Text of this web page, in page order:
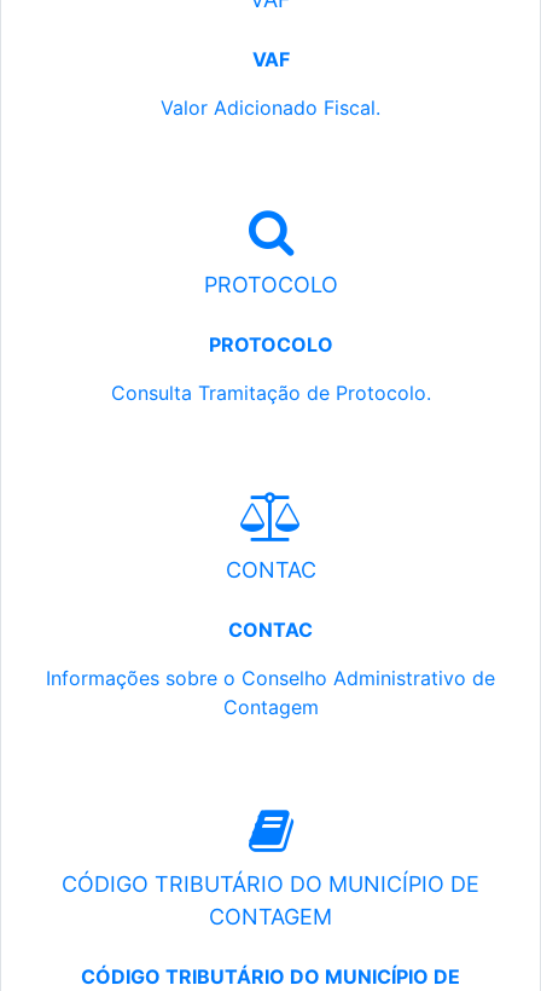
VAF
Valor Adicionado Fiscal.
PROTOCOLO
PROTOCOLO
Consulta Tramitação de Protocolo.
CONTAC
CONTAC
Informações sobre o Conselho Administrativo de
Contagem
CÓDIGO TRIBUTÁRIO DO MUNICÍPIO DE
CONTAGEM
CÓDIGO TRIBUTÁRIO DO MUNICÍPIO DE